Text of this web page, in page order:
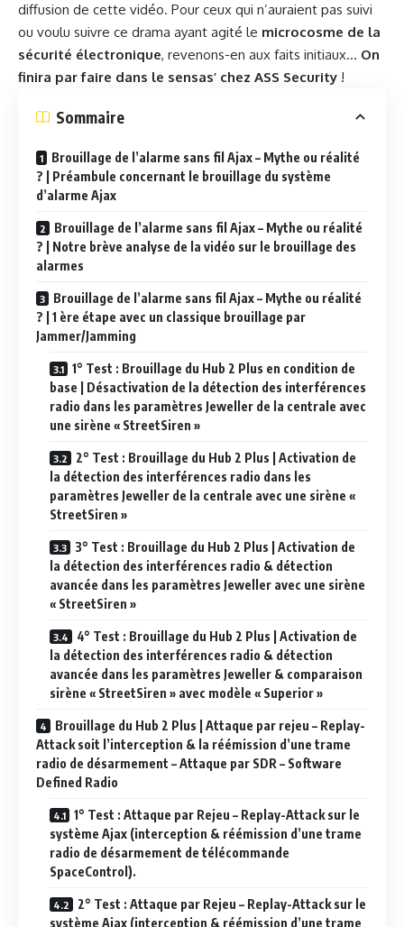
diffusion de cette vidéo. Pour ceux qui n’auraient pas suivi
ou voulu suivre ce drama ayant agité le microcosme de la
sécurité électronique, revenons-en aux faits initiaux… On
finira par faire dans le sensas’ chez ASS Security !
Sommaire
Brouillage de l’alarme sans fil Ajax – Mythe ou réalité
? | Préambule concernant le brouillage du système
d’alarme Ajax
Brouillage de l’alarme sans fil Ajax – Mythe ou réalité
? | Notre brève analyse de la vidéo sur le brouillage des
alarmes
Brouillage de l’alarme sans fil Ajax – Mythe ou réalité
? | 1 ère étape avec un classique brouillage par
Jammer/Jamming
1° Test : Brouillage du Hub 2 Plus en condition de
base | Désactivation de la détection des interférences
radio dans les paramètres Jeweller de la centrale avec
une sirène « StreetSiren »
2° Test : Brouillage du Hub 2 Plus | Activation de
la détection des interférences radio dans les
paramètres Jeweller de la centrale avec une sirène «
StreetSiren »
3° Test : Brouillage du Hub 2 Plus | Activation de
la détection des interférences radio & détection
avancée dans les paramètres Jeweller avec une sirène
« StreetSiren »
4° Test : Brouillage du Hub 2 Plus | Activation de
la détection des interférences radio & détection
avancée dans les paramètres Jeweller & comparaison
sirène « StreetSiren » avec modèle « Superior »
Brouillage du Hub 2 Plus | Attaque par rejeu – Replay-
Attack soit l’interception & la réémission d’une trame
radio de désarmement – Attaque par SDR – Software
Defined Radio
1° Test : Attaque par Rejeu – Replay-Attack sur le
système Ajax (interception & réémission d’une trame
radio de désarmement de télécommande
SpaceControl).
2° Test : Attaque par Rejeu – Replay-Attack sur le
système Ajax (interception & réémission d’une trame